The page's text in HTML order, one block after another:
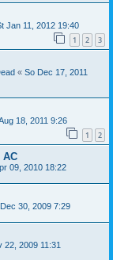
Jan 11, 2012 19:40
1 2 3
« So Dec 17, 2011
18, 2011 9:26
1 2
AC
09, 2010 18:22
30, 2009 7:29
22, 2009 11:31